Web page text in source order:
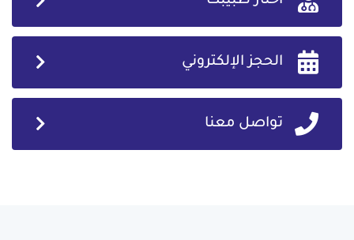
الحجز الإلكتروني
تواصل معنا